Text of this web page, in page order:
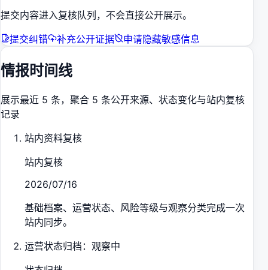
提交内容进入复核队列，不会直接公开展示。
提交纠错
补充公开证据 申请隐藏敏感信息
情报时间线
展示最近 5 条，聚合 5 条公开来源、状态变化与站内复核
记录
站内资料复核
站内复核
2026/07/16
基础档案、运营状态、风险等级与观察分类完成一次
站内同步。
运营状态归档：观察中